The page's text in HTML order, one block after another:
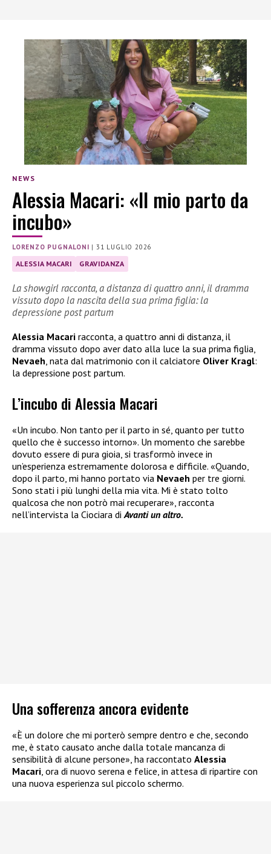
NEWS
Alessia Macari: «Il mio parto da
incubo»
LORENZO PUGNALONI |31 LUGLIO 2026
ALESSIA MACARI GRAVIDANZA
La showgirl racconta, a distanza di quattro anni, il dramma
vissuto dopo la nascita della sua prima figlia: la
depressione post partum
Alessia Macari racconta, a quattro anni di distanza, il
dramma vissuto dopo aver dato alla luce la sua prima figlia,
Nevaeh , nata dal matrimonio con il calciatore Oliver Kragl:
la depressione post partum.
L’incubo di Alessia Macari
«Un incubo. Non tanto per il parto in sé, quanto per tutto
quello che è successo intorno». Un momento che sarebbe
dovuto essere di pura gioia, si trasformò invece in
un’esperienza estremamente dolorosa e difficile. «Quando,
dopo il parto, mi hanno portato via Nevaeh per tre giorni.
Sono stati i più lunghi della mia vita. Mi è stato tolto
qualcosa che non potrò mai recuperare», racconta
nell’intervista la Ciociara diAvanti un altro.
Una sofferenza ancora evidente
«È un dolore che mi porterò sempre dentro e che, secondo
me, è stato causato anche dalla totale mancanza di
sensibilità di alcune persone», ha raccontato Alessia
Macari, ora di nuovo serena e felice, in attesa di ripartire con
una nuova esperienza sul piccolo schermo.